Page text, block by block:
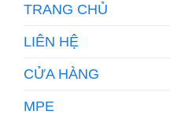
TRANG CHỦ
LIÊN HỆ
CỬA HÀNG
MPE